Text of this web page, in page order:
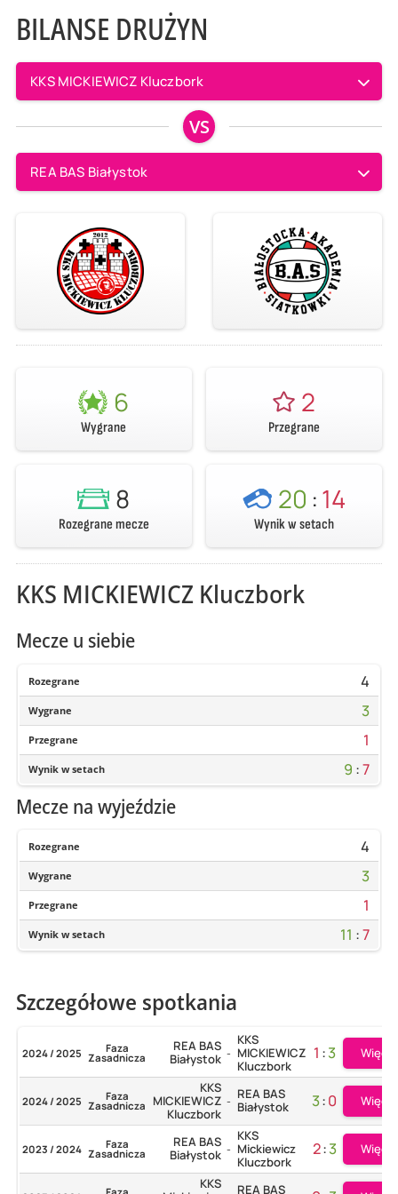
BILANSE DRUŻYN
KKS MICKIEWICZ Kluczbork
VS
REA BAS Białystok
6
Wygrane
2
Przegrane
8
Rozegrane mecze
20 :14
Wynik w setach
KKS MICKIEWICZ Kluczbork
Mecze u siebie
Rozegrane 4
Wygrane 3
Przegrane 1
Wynik w setach 9 :7
Mecze na wyjeździe
Rozegrane 4
Wygrane 3
Przegrane 1
Wynik w setach 11 :7
Szczegółowe spotkania
2024 / 2025 Faza
Zasadnicza
REA BAS
Białystok -
KKS
MICKIEWICZ
Kluczbork
1 :3 Więcej
2024 / 2025 Faza
Zasadnicza
KKS
MICKIEWICZ
Kluczbork
- REA BAS
Białystok
3:0 Więcej
2023 / 2024 Faza
Zasadnicza
REA BAS
Białystok -
KKS
Mickiewicz
Kluczbork
2:3 Więcej
KKS
REA BAS